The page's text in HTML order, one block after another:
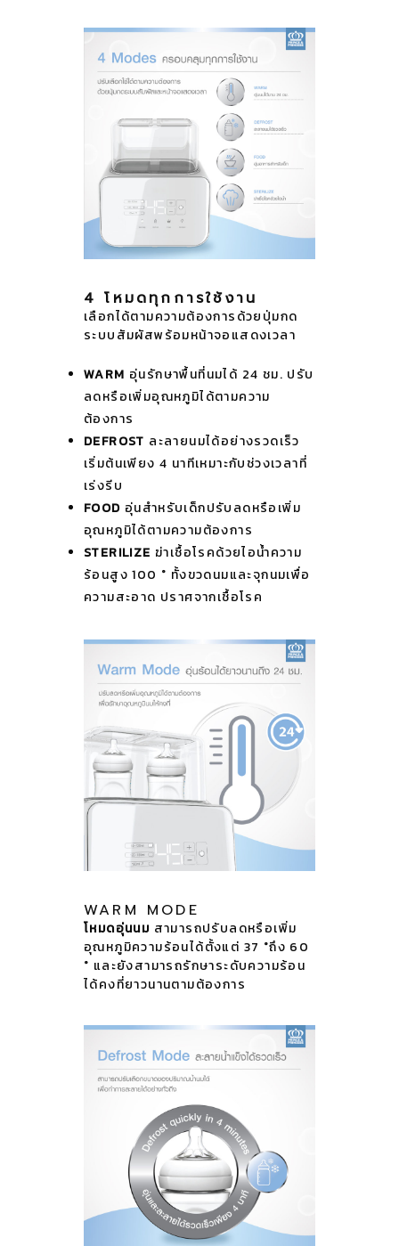
4 โหมดทุกการใช้งาน
เลือกได้ตามความต้องการด้วยปุ่มกด
ระบบสัมผัสพร้อมหน้าจอแสดงเวลา
WARM อุ่นรักษาพื้นที่นมได้ 24 ชม. ปรับ
ลดหรือเพิ่มอุณหภูมิได้ตามความ
ต้องการ
DEFROST ละลายนมได้อย่างรวดเร็ว
เริ่มต้นเพียง 4 นาทีเหมาะกับช่วงเวลาที่
เร่งรีบ
FOOD อุ่นสำหรับเด็กปรับลดหรือเพิ่ม
อุณหภูมิได้ตามความต้องการ
STERILIZE ฆ่าเชื้อโรคด้วยไอน้ำความ
ร้อนสูง 100 ° ทั้งขวดนมและจุกนมเพื่อ
ความสะอาด ปราศจากเชื้อโรค
WARM MODE
โหมดอุ่นนม สามารถปรับลดหรือเพิ่ม
อุณหภูมิความร้อนได้ตั้งแต่ 37 °ถึง 60
° และยังสามารถรักษาระดับความร้อน
ได้คงที่ยาวนานตามต้องการ